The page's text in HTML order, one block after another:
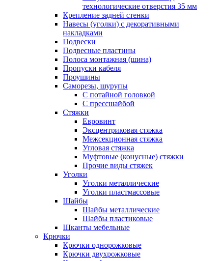
технологические отверстия 35 мм
Крепление задней стенки
Навесы (уголки) с декоративными
накладками
Подвески
Подвесные пластины
Полоса монтажная (шина)
Пропуски кабеля
Проушины
Саморезы, шурупы
С потайной головкой
С прессшайбой
Стяжки
Евровинт
Эксцентриковая стяжка
Межсекционная стяжка
Угловая стяжка
Муфтовые (конусные) стяжки
Прочие виды стяжек
Уголки
Уголки металлические
Уголки пластмассовые
Шайбы
Шайбы металлические
Шайбы пластиковые
Шканты мебельные
Крючки
Крючки однорожковые
Крючки двухрожковые